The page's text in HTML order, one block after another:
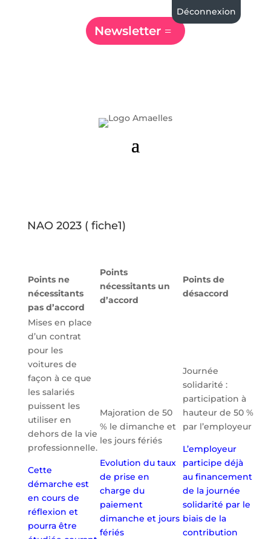
Newsletter
Déconnexion
NAO 2023 ( fiche1)
Points ne
nécessitants
pas d’accord
Points
nécessitants un
d’accord
Points de
désaccord
Mises en place
d’un contrat
pour les
voitures de
façon à ce que
les salariés
puissent les
utiliser en
dehors de la vie
professionnelle.
Cette
démarche est
en cours de
réflexion et
pourra être
Majoration de 50
% le dimanche et
les jours fériés
Evolution du taux
de prise en
charge du
paiement
dimanche et jours
fériés
Journée
solidarité :
participation à
hauteur de 50 %
par l’employeur
L’employeur
participe déjà
au financement
de la journée
solidarité par le
biais de la
contribution